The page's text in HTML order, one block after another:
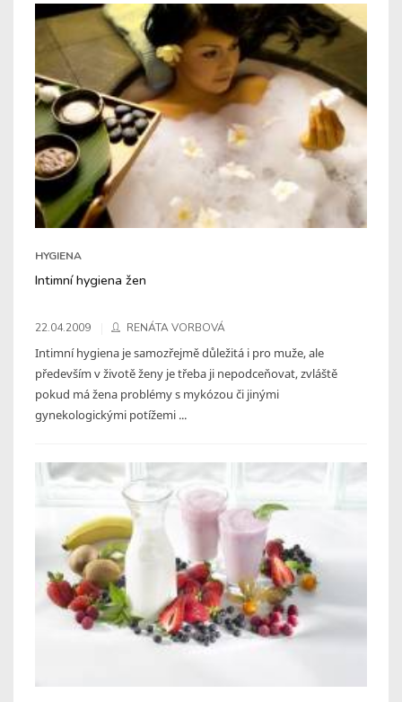
HYGIENA
Intimní hygiena žen
22.04.2009 RENÁTA VORBOVÁ
Intimní hygiena je samozřejmě důležitá i pro muže, ale
především v životě ženy je třeba ji nepodceňovat, zvláště
pokud má žena problémy s mykózou či jinými
gynekologickými potížemi ...